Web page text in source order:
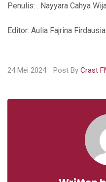
Penulis: . Nayyara Cahya
Editor: Aulia Fajrina Firdausia
24 Mei 2024 Post By Crast